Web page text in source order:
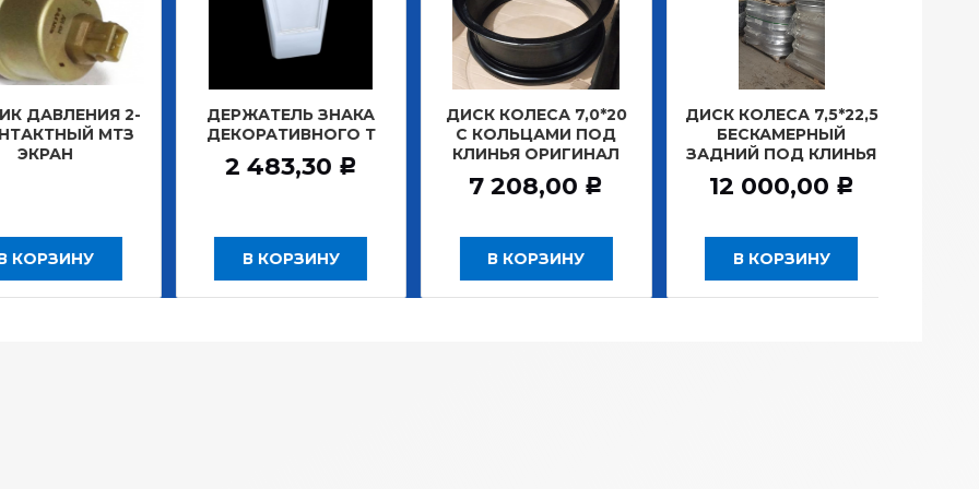
2-
МТЗ
ДЕРЖАТЕЛЬ ЗНАКА
ДЕКОРАТИВНОГО Т
2 483,30 Р
В КОРЗИНУ
ДИСК КОЛЕСА 7,0*20
С КОЛЬЦАМИ ПОД
КЛИНЬЯ ОРИГИНАЛ
7 208,00 Р
В КОРЗИНУ
ДИСК КОЛЕСА 7,5*22,5
БЕСКАМЕРНЫЙ
ЗАДНИЙ ПОД КЛИНЬЯ
12 000,00 Р
В КОРЗИНУ